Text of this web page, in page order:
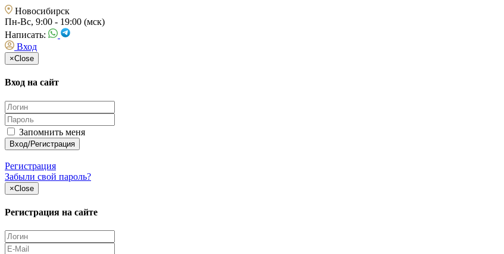
Новосибирск
Пн-Вс, 9:00 - 19:00 (мск)
Написать:
Вход
×Close
Вход на сайт
Запомнить меня
Регистрация
Забыли свой пароль?
×Close
Регистрация на сайте